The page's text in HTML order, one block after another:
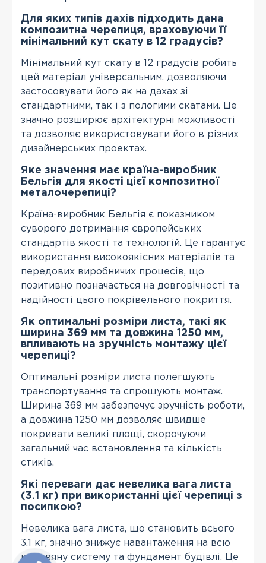
Для яких типів дахів підходить дана
композитна черепиця, враховуючи її
мінімальний кут скату в 12 градусів?
Мінімальний кут скату в 12 градусів робить
цей матеріал універсальним, дозволяючи
застосовувати його як на дахах зі
стандартними, так і з пологими скатами. Це
значно розширює архітектурні можливості
та дозволяє використовувати його в різних
дизайнерських проектах.
Яке значення має країна-виробник
Бельгія для якості цієї композитної
металочерепиці?
Країна-виробник Бельгія є показником
суворого дотримання європейських
стандартів якості та технологій. Це гарантує
використання високоякісних матеріалів та
передових виробничих процесів, що
позитивно позначається на довговічності та
надійності цього покрівельного покриття.
Як оптимальні розміри листа, такі як
ширина 369 мм та довжина 1250 мм,
впливають на зручність монтажу цієї
черепиці?
Оптимальні розміри листа полегшують
транспортування та спрощують монтаж.
Ширина 369 мм забезпечує зручність роботи,
а довжина 1250 мм дозволяє швидше
покривати великі площі, скорочуючи
загальний час встановлення та кількість
стиків.
Які переваги дає невелика вага листа
(3.1 кг) при використанні цієї черепиці з
посипкою?
Невелика вага листа, що становить всього
3.1 кг, значно знижує навантаження на всю
кроквяну систему та фундамент будівлі. Це